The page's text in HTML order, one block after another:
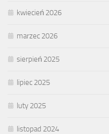
kwiecień 2026
marzec 2026
sierpień 2025
lipiec 2025
luty 2025
listopad 2024